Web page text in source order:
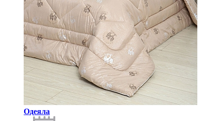
Одеяла